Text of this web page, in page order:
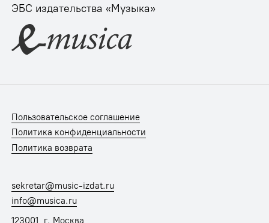
ЭБС издательства «Музыка»
Пользовательское соглашение
Политика конфиденциальности
Политика возврата
sekretar@music-izdat.ru
info@musica.ru
123001, г. Москва,